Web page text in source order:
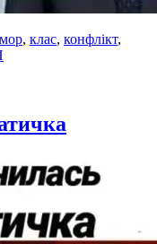
, клас, конфлікт,